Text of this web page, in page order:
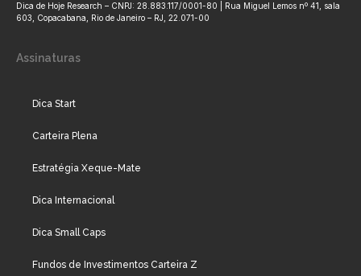
Dica de Hoje Research – CNPJ: 28.883.117/0001-80 | Rua Miguel Lemos nº 41, sala
603, Copacabana, Rio de Janeiro – RJ, 22.071-00
Assinaturas
Dica Start
Carteira Plena
Estratégia Xeque-Mate
Dica Internacional
Dica Small Caps
Fundos de Investimentos Carteira Z